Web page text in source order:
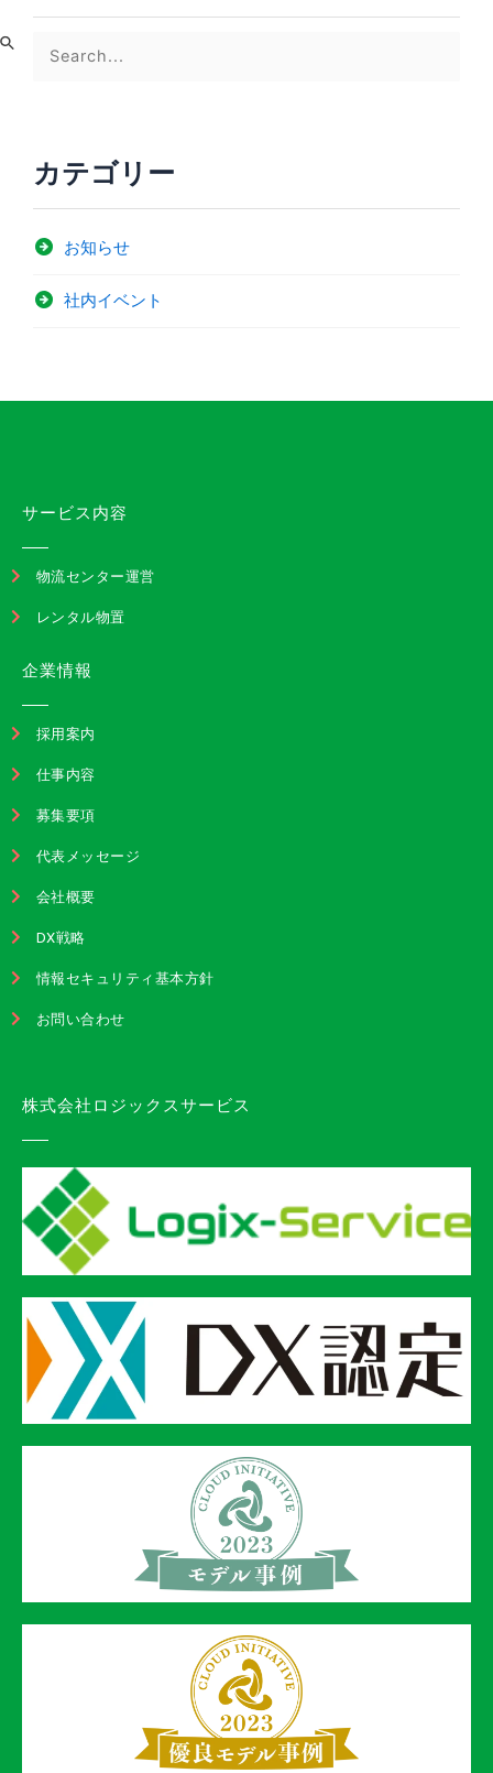
カテゴリー
お知らせ
社内イベント
サービス内容
物流センター運営
レンタル物置
企業情報
採用案内
仕事内容
募集要項
代表メッセージ
会社概要
DX戦略
情報セキュリティ基本方針
お問い合わせ
株式会社ロジックスサービス